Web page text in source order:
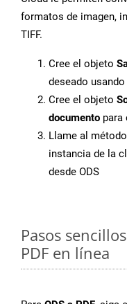
formatos de imagen,
TIFF.
Cree el objeto
deseado
Cree el objeto
documento para
Llame al método
instancia de la
desde ODS
Pasos
PDF en línea